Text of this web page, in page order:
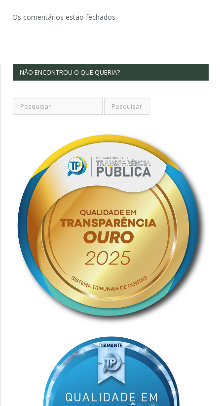
Os comentários estão fechados.
NÃO ENCONTROU O QUE QUERIA?